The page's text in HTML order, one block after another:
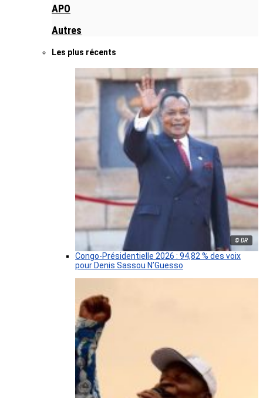
APO
Autres
Les plus récents
© DR
Congo-Présidentielle 2026 : 94,82 % des voix
pour Denis Sassou N’Guesso